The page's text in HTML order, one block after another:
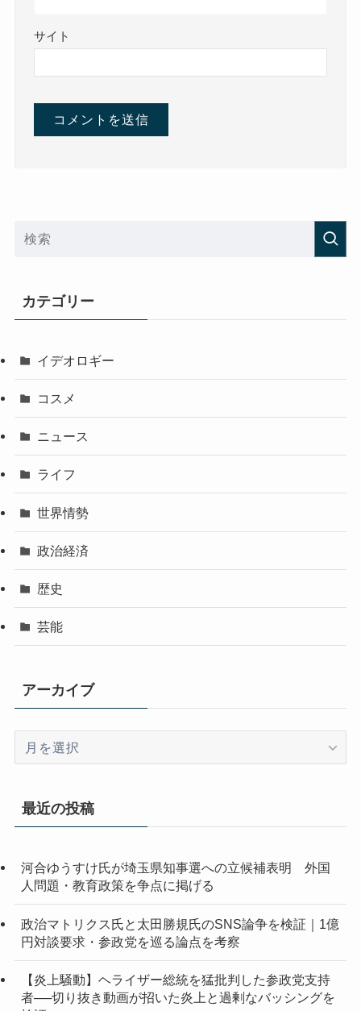
サイト
カテゴリー
イデオロギー
コスメ
ニュース
ライフ
世界情勢
政治経済
歴史
芸能
アーカイブ
イ
最近の投稿
河合ゆうすけ氏が埼玉県知事選への立候補表明 外国
人問題・教育政策を争点に掲げる
政治マトリクス氏と太田勝規氏のSNS論争を検証｜1億
円対談要求・参政党を巡る論点を考察
【炎上騒動】ヘライザー総統を猛批判した参政党支持
者──切り抜き動画が招いた炎上と過剰なバッシングを